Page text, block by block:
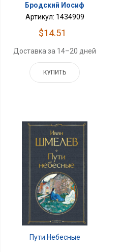
Бродский Иосиф
Артикул: 1434909
$14.51
Доставка за 14–20 дней
КУПИТЬ
Пути Небесные